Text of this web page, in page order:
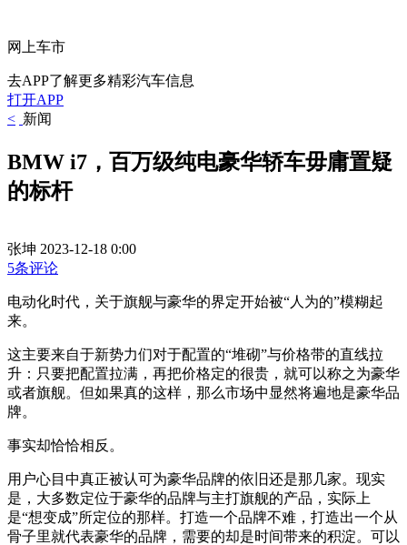
网上车市
去APP了解更多精彩汽车信息
打开APP
< 新闻
BMW i7，百万级纯电豪华轿车毋庸置疑
的标杆
张坤 2023-12-18 0:00
5条评论
电动化时代，关于旗舰与豪华的界定开始被“人为的”模糊起
来。
这主要来自于新势力们对于配置的“堆砌”与价格带的直线拉
升：只要把配置拉满，再把价格定的很贵，就可以称之为豪华
或者旗舰。但如果真的这样，那么市场中显然将遍地是豪华品
牌。
事实却恰恰相反。
用户心目中真正被认可为豪华品牌的依旧还是那几家。现实
是，大多数定位于豪华的品牌与主打旗舰的产品，实际上
是“想变成”所定位的那样。打造一个品牌不难，打造出一个从
骨子里就代表豪华的品牌，需要的却是时间带来的积淀。可以